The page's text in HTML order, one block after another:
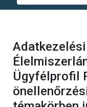
Ügyfélprofil